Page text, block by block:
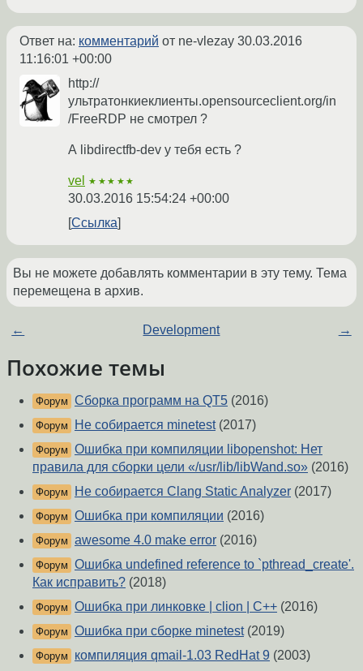
Ответ на: комментарий от ne-vlezay 30.03.2016
11:16:01 +00:00
http://
ультратонкиеклиенты.opensourceclient.org/in
/FreeRDP не смотрел ?
А libdirectfb-dev у тебя есть ?
vel ★★★★★
30.03.2016 15:54:24 +00:00
Ссылка
Вы не можете добавлять комментарии в эту тему. Тема
перемещена в архив.
← Development →
Похожие темы
Форум Сборка программ на QT5 (2016)
Форум Не собирается minetest(2017)
Форум Ошибка при компиляции libopenshot: Нет
правила для сборки цели «/usr/lib/libWand.so» (2016)
Форум Не собирается Clang Static Analyzer (2017)
Форум Ошибка при компиляции (2016)
Форум awesome 4.0 make error (2016)
Форум Ошибка undefined reference to `pthread_create'.
Как исправить? (2018)
Форум Ошибка при линковке | clion | C++ (2016)
Форум Ошибка при сборке minetest(2019)
Форум компиляция qmail-1.03 RedHat 9 (2003)